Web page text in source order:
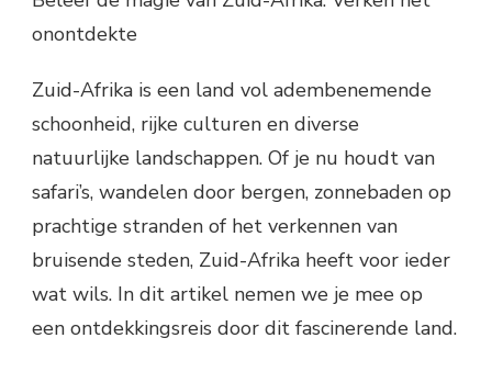
onontdekte
Zuid-Afrika is een land vol adembenemende
schoonheid, rijke culturen en diverse
natuurlijke landschappen. Of je nu houdt van
safari’s, wandelen door bergen, zonnebaden op
prachtige stranden of het verkennen van
bruisende steden, Zuid-Afrika heeft voor ieder
wat wils. In dit artikel nemen we je mee op
een ontdekkingsreis door dit fascinerende land.